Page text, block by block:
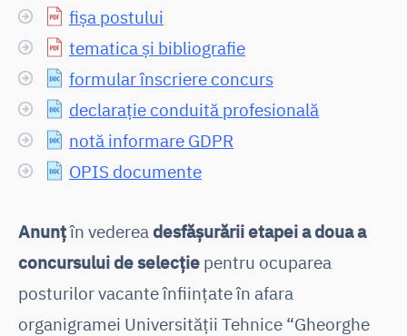
fișa postului
tematica și bibliografie
formular înscriere concurs
declarație conduită profesională
notă informare GDPR
OPIS documente
Anunțîn vederea desfășurării etapei a doua a
concursului de selecție pentru ocuparea
posturilor vacante înfiinţate în afara
organigramei Universității Tehnice “Gheorghe